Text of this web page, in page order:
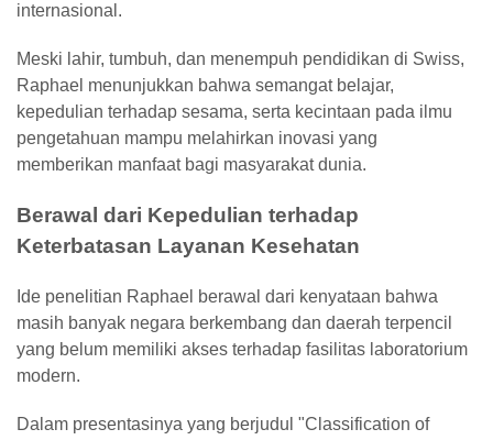
internasional.
Meski lahir, tumbuh, dan menempuh pendidikan di Swiss,
Raphael menunjukkan bahwa semangat belajar,
kepedulian terhadap sesama, serta kecintaan pada ilmu
pengetahuan mampu melahirkan inovasi yang
memberikan manfaat bagi masyarakat dunia.
Berawal dari Kepedulian terhadap
Keterbatasan Layanan Kesehatan
Ide penelitian Raphael berawal dari kenyataan bahwa
masih banyak negara berkembang dan daerah terpencil
yang belum memiliki akses terhadap fasilitas laboratorium
modern.
Dalam presentasinya yang berjudul "Classification of